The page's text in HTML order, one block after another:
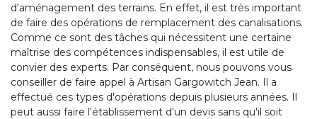
d'aménagement des terrains. En effet, il est très important
de faire des opérations de remplacement des canalisations.
Comme ce sont des tâches qui nécessitent une certaine
maîtrise des compétences indispensables, il est utile de
convier des experts. Par conséquent, nous pouvons vous
conseiller de faire appel à Artisan Gargowitch Jean. Il a
effectué ces types d'opérations depuis plusieurs années. Il
peut aussi faire l'établissement d'un devis sans qu'il soit